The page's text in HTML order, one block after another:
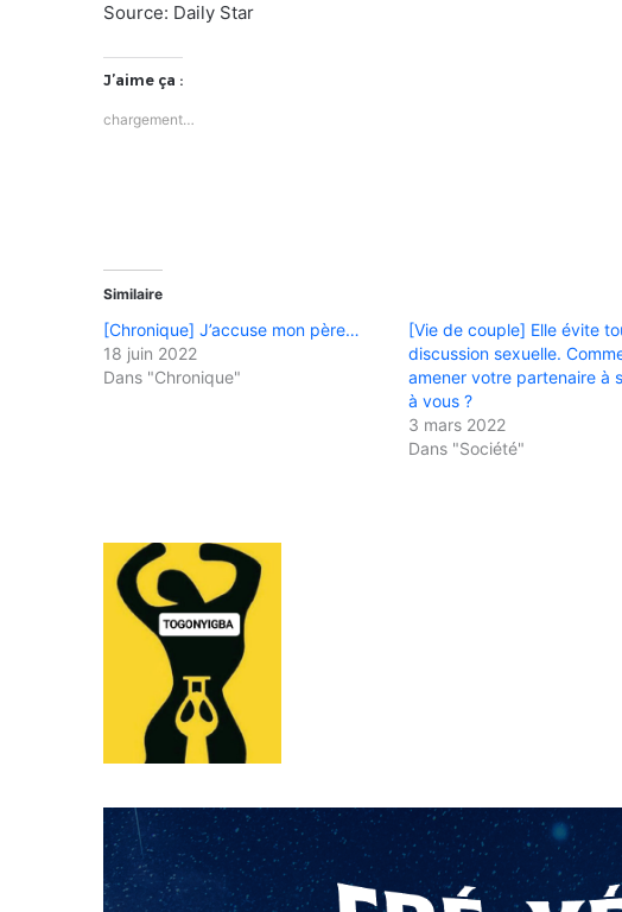
Source: Daily Star
J’aime ça :
chargement…
Similaire
[Chronique] J’accuse mon père…
18 juin 2022
Dans "Chronique"
[Vie de couple] Elle évite
discussion sexuelle.
amener votre partenaire à
à vous ?
3 mars 2022
Dans "Société"